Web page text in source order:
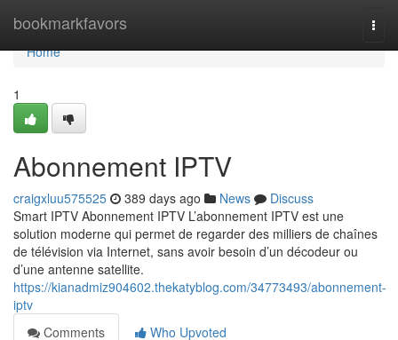
bookmarkfavors
Home
Home
1
Abonnement IPTV
craigxluu575525 389 days ago News
Discuss
Smart IPTV Abonnement IPTV L’abonnement IPTV est une
solution moderne qui permet de regarder des milliers de chaînes
de télévision via Internet, sans avoir besoin d’un décodeur ou
d’une antenne satellite.
https://kianadmiz904602.thekatyblog.com/34773493/abonnement-
iptv
Comments
Who Upvoted